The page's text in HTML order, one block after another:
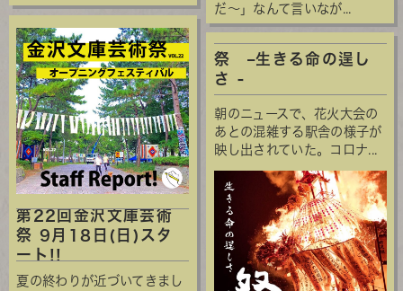
だ〜」なんて言いなが...
第22回金沢文庫芸術
祭 9月18日(日)スタ
ート!!
夏の終わりが近づいてきまし
祭 –生きる命の逞し
さ -
朝のニュースで、花火大会の
あとの混雑する駅舎の様子が
映し出されていた。コロナ...